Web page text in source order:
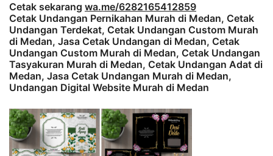
Cetak sekarang wa.me/6282165412859
Cetak Undangan Pernikahan Murah di Medan, Cetak
Undangan Terdekat, Cetak Undangan Custom Murah
di Medan, Jasa Cetak Undangan di Medan, Cetak
Undangan Custom Murah di Medan, Cetak Undangan
Tasyakuran Murah di Medan, Cetak Undangan Adat di
Medan, Jasa Cetak Undangan Murah di Medan,
Undangan Digital Website Murah di Medan